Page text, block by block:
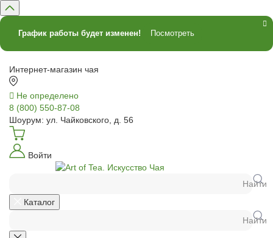
График работы будет изменен! Посмотреть
Интернет-магазин чая
Не определено
8 (800) 550-87-08
Шоурум: ул. Чайковского, д. 56
Войти
Найти
Каталог
Найти